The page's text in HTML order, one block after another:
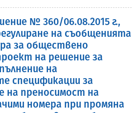
№ 360/06.08.2015 г.,
на съобщенията
за обществено
на решение за
на
спецификации за
на преносимост на
номера при промяна